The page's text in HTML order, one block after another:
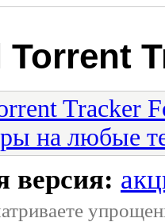
Torrent
Tracker
на любые
версия: